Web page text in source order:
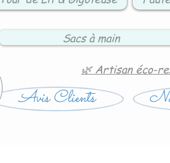
Sacs à main
🌿 Artisan éco-
Avis Clients